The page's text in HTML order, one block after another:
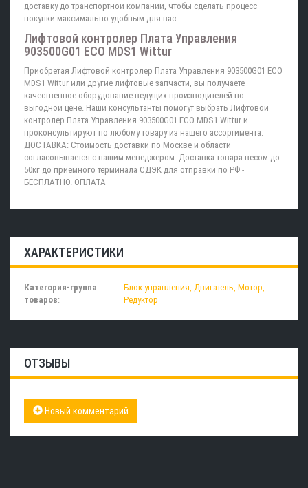
доставку до транспортной компании, чтобы сделать процесс
покупки максимально удобным для вас.
Лифтовой контролер Плата Управления
903500G01 ECO MDS1 Wittur
Приобретая Лифтовой контролер Плата Управления 903500G01 ECO
MDS1 Wittur или другие лифтовые запчасти, вы получаете
качественное оборудование ведущих производителей по
выгодной цене. Наши консультанты помогут выбрать Лифтовой
контролер Плата Управления 903500G01 ECO MDS1 Wittur и
проконсультируют по любому товару из нашего ассортимента.
ДОСТАВКА: Стоимость доставки по Москве и области
согласовывается с нашим менеджером. Доставка товара весом до
50кг до приемного терминала СДЭК для отправки по РФ -
БЕСПЛАТНО. ОПЛАТА
ХАРАКТЕРИСТИКИ
Категория-группа
товаров:
Блок управления, Двигатель, Мотор,
Редуктор
ОТЗЫВЫ
Новый комментарий